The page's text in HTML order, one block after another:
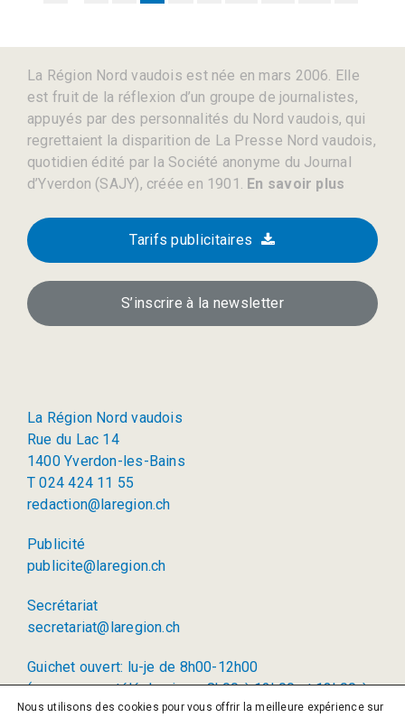
La Région Nord vaudois est née en mars 2006. Elle
est fruit de la réflexion d’un groupe de journalistes,
appuyés par des personnalités du Nord vaudois, qui
regrettaient la disparition de La Presse Nord vaudois,
quotidien édité par la Société anonyme du Journal
d’Yverdon (SAJY), créée en 1901. En savoir plus
Tarifs publicitaires
S’inscrire à la newsletter
La Région Nord vaudois
Rue du Lac 14
1400 Yverdon-les-Bains
T 024 424 11 55
redaction@laregion.ch
Publicité
publicite@laregion.ch
Secrétariat
secretariat@laregion.ch
Guichet ouvert: lu-je de 8h00-12h00
(permanence téléphonique: 8h00 à 12h00 et 13h00 à
17h00)
Nous utilisons des cookies pour vous offrir la meilleure expérience sur